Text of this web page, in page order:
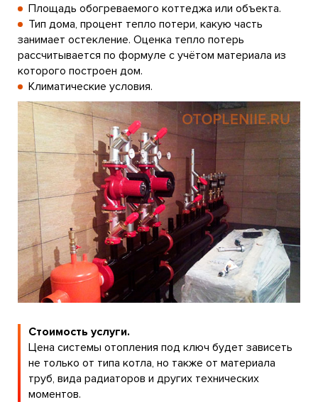
Площадь обогреваемого коттеджа или объекта.
Тип дома, процент тепло потери, какую часть
занимает остекление. Оценка тепло потерь
рассчитывается по формуле с учётом материала из
которого построен дом.
Климатические условия.
Стоимость услуги.
Цена системы отопления под ключ будет зависеть
не только от типа котла, но также от материала
труб, вида радиаторов и других технических
моментов.